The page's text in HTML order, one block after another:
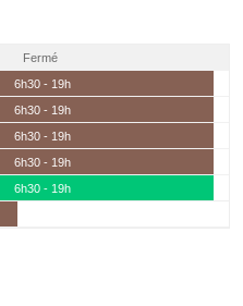
Fermé
6h30 - 19h
6h30 - 19h
6h30 - 19h
6h30 - 19h
6h30 - 19h